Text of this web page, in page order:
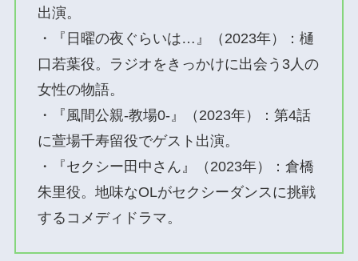
出演。
・『日曜の夜ぐらいは…』（2023年）：樋
口若葉役。ラジオをきっかけに出会う3人の
女性の物語。
・『風間公親-教場0-』（2023年）：第4話
に萱場千寿留役でゲスト出演。
・『セクシー田中さん』（2023年）：倉橋
朱里役。地味なOLがセクシーダンスに挑戦
するコメディドラマ。